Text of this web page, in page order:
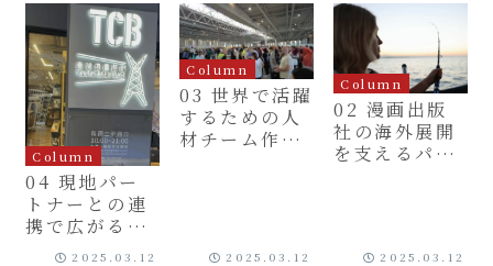
Column
04 現地パー
トナーとの連
携で広がる国
際展開2025.03.12
Column
03 世界で活躍
するための人
材チーム作り
2025.03.12
Column
02 漫画出版
社の海外展開
を支えるパー
2025.03.12